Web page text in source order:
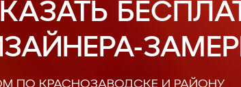
ПО КРАСНОЗАВОДСКЕ И РАЙОНУ